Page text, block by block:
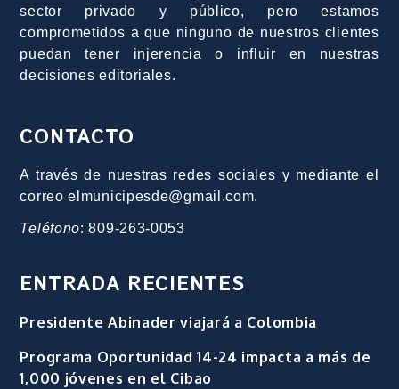
sector privado y público, pero estamos
comprometidos a que ninguno de nuestros clientes
puedan tener injerencia o influir en nuestras
decisiones editoriales.
CONTACTO
A través de nuestras redes sociales y mediante el
correo elmunicipesde@gmail.com.
Teléfono: 809-263-0053
ENTRADA RECIENTES
Presidente Abinader viajará a Colombia
Programa Oportunidad 14-24 impacta a más de
1,000 jóvenes en el Cibao